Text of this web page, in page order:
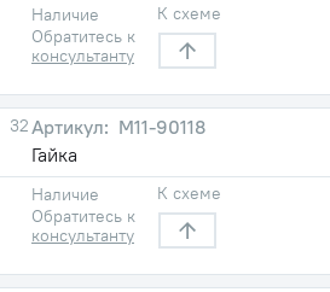
Наличие
Обратитесь к
консультанту
К схеме
32
М11-90118
Гайка
Наличие
Обратитесь к
консультанту
К схеме